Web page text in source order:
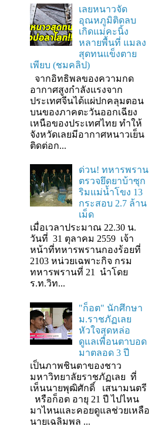
เลยหนาวจัด
อุณหภูมิติดลบ
เกิดแม่คะนิ้ง
หลายพื้นที่ แมลง
สุดทนแข็งตาย
เพียบ (ชมคลิป)
จากอิทธิพลของความกด
อากาศสูงกำลังแรงจาก
ประเทศจีนได้แผ่ปกคลุมตอน
บนของภาคตะวันออกเฉียง
เหนือของประเทศไทย ทำให้
จังหวัดเลยมีอากาศหนาวเย็น
ติดต่อก...
ด่วน! ทหารพราน
ตรวจยึดยาบ้าซุก
ริมแม่น้ำโขง 13
กระสอบ 2.7 ล้าน
เม็ด
เมื่อเวลาประมาณ 22.30 น.
วันที่ 31 ตุลาคม 2559 เจ้า
หน้าที่ทหารพรานกองร้อยที่
2103 หน่วยเฉพาะกิจ กรม
ทหารพรานที่ 21 นำโดย
ร.ท.วิท...
"ก็อต" นักศึกษา
ม.ราชภัฏเลย
หัวใจสุดหล่อ
ดูแลเพื่อนตาบอด
มาตลอด 3 ปี
เป็นภาพชินตาของชาว
มหาวิทยาลัยราชภัฏเลย ที่
เห็นนายพุฒิศักดิ์ เสนามนตรี
หรือก็อต อายุ 21 ปี ไปไหน
มาไหนและคอยดูแลช่วยเหลือ
นายเฉลิมพล ...